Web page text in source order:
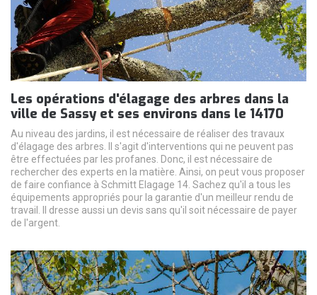
Les opérations d'élagage des arbres dans la
ville de Sassy et ses environs dans le 14170
Au niveau des jardins, il est nécessaire de réaliser des travaux
d'élagage des arbres. Il s'agit d'interventions qui ne peuvent pas
être effectuées par les profanes. Donc, il est nécessaire de
rechercher des experts en la matière. Ainsi, on peut vous proposer
de faire confiance à Schmitt Elagage 14. Sachez qu'il a tous les
équipements appropriés pour la garantie d'un meilleur rendu de
travail. Il dresse aussi un devis sans qu'il soit nécessaire de payer
de l'argent.